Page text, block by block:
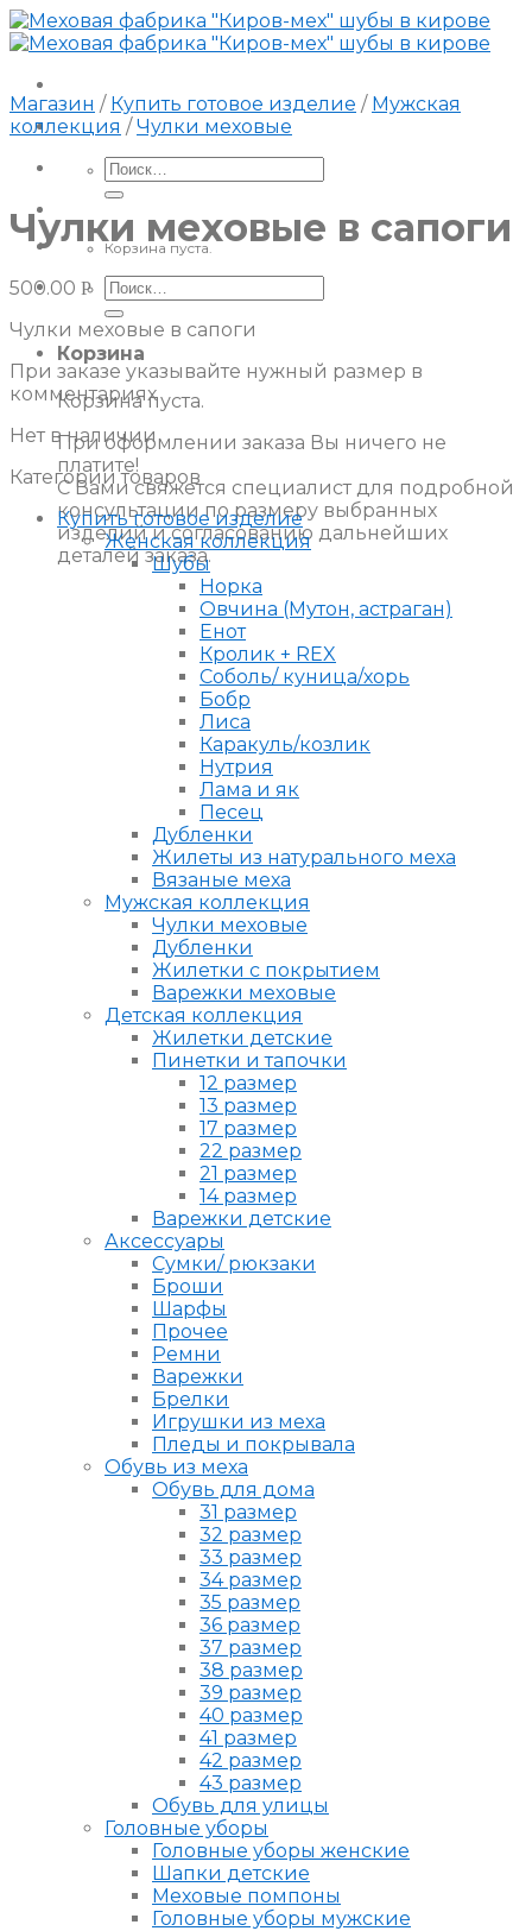
Skip
to
Искать:
Корзина пуста.
Искать:
Корзина
Корзина пуста.
При оформлении заказа Вы ничего не
платите!
С Вами свяжется специалист для подробной
консультации по размеру выбранных
изделий и согласованию дальнейших
деталей заказа.
Магазин / Купить готовое изделие / Мужская
коллекция / Чулки меховые
Чулки меховые в сапоги
500.00 Р
Чулки меховые в сапоги
При заказе указывайте нужный размер в
комментариях
Нет в наличии
Категории товаров
Купить готовое изделие
Женская коллекция
Шубы
Норка
Овчина (Мутон, астраган)
Енот
Кролик + REX
Соболь/ куница/хорь
Бобр
Лиса
Каракуль/козлик
Нутрия
Лама и як
Песец
Дубленки
Жилеты из натурального меха
Вязаные меха
Мужская коллекция
Чулки меховые
Дубленки
Жилетки с покрытием
Варежки меховые
Детская коллекция
Жилетки детские
Пинетки и тапочки
12 размер
13 размер
17 размер
22 размер
21 размер
14 размер
Варежки детские
Аксессуары
Сумки/ рюкзаки
Броши
Шарфы
Прочее
Ремни
Варежки
Брелки
Игрушки из меха
Пледы и покрывала
Обувь из меха
Обувь для дома
31 размер
32 размер
33 размер
34 размер
35 размер
36 размер
37 размер
38 размер
39 размер
40 размер
41 размер
42 размер
43 размер
Обувь для улицы
Головные уборы
Головные уборы женские
Шапки детские
Меховые помпоны
Головные уборы мужские